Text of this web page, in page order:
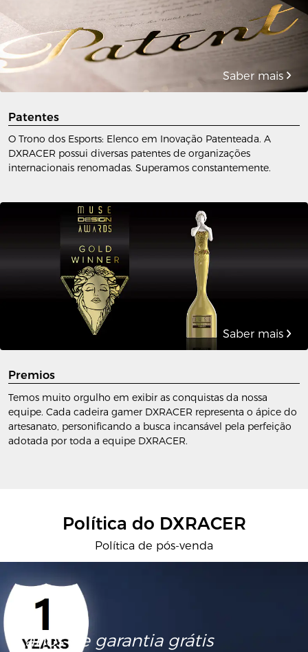
Saber mais
Patentes
O Trono dos Esports: Elenco em Inovação Patenteada. A
DXRACER possui diversas patentes de organizações
internacionais renomadas. Superamos constantemente.
Saber mais
Premios
Temos muito orgulho em exibir as conquistas da nossa
equipe. Cada cadeira gamer DXRACER representa o ápice do
artesanato, personificando a busca incansável pela perfeição
adotada por toda a equipe DXRACER.
Política do DXRACER
Política de pós-venda
1 anos de garantia grátis